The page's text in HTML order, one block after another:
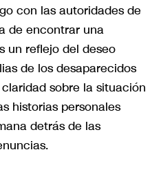
con las autoridades de
de encontrar una
un reflejo del deseo
de los desaparecidos
sobre la situación
historias personales
detrás de las